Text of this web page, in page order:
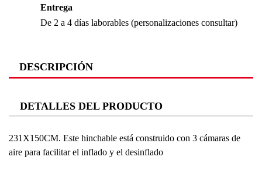
Entrega
De 2 a 4 días laborables (personalizaciones consultar)
DESCRIPCIÓN
DETALLES DEL PRODUCTO
231X150CM. Este hinchable está construido con 3 cámaras de
aire para facilitar el inflado y el desinflado